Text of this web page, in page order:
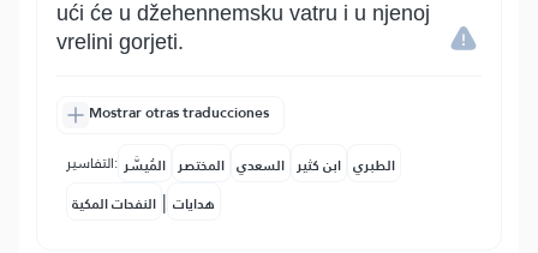
ući će u džehennemsku vatru i u njenoj
vrelini gorjeti.
Mostrar otras traducciones
التفاسير: المُيسَّر المختصر السعدي ابن كثير الطبري
النفحات المكية | هدايات